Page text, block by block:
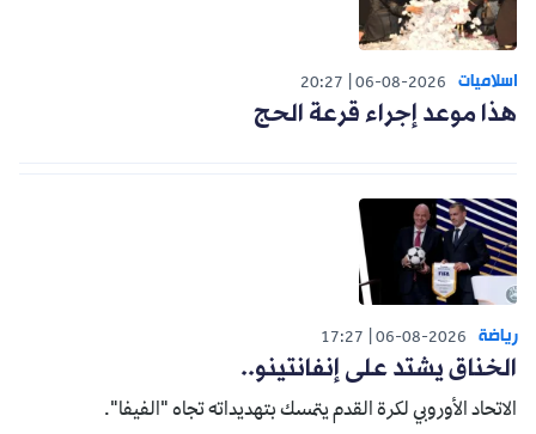
اسلاميات 06-08-2026
20:27
هذا موعد إجراء قرعة الحج
رياضة 06-08-2026
17:27
الخناق يشتد على إنفانتينو..
الاتحاد الأوروبي لكرة القدم يتمسك بتهديداته تجاه "الفيفا".